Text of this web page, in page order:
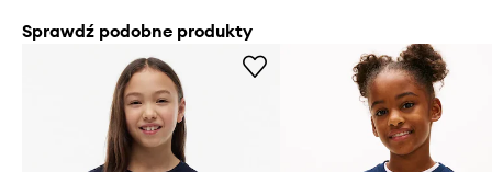
Sprawdź podobne produkty